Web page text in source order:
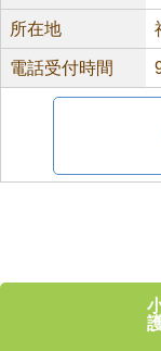
所在地
電話受付時間